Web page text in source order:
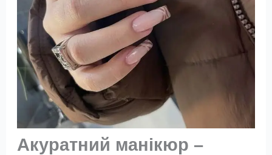
Акуратний манікюр –